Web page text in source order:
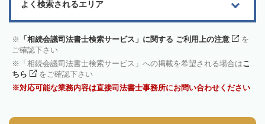
よく検索されるエリア
「相続会議司法書士検索サービス」に関する ご利用上の注意
を
ご確認下さい
「相続会議司法書士検索サービス」への掲載を希望される場合はこ
ちら
をご確認下さい
対応可能な業務内容は直接司法書士事務所にお問い合わせください